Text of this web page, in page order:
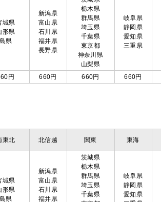
城県
形県
県
新潟県
富山県
石川県
福井県
長野県
栃木県
群馬県
埼玉県
千葉県
東京都
神奈川県
山梨県
岐阜県
静岡県
愛知県
三重県
円 660円 660円 660円
東北 北信越 関東 東海
城県
形県
県
新潟県
富山県
石川県
福井県
茨城県
栃木県
群馬県
埼玉県
千葉県
岐阜県
静岡県
愛知県